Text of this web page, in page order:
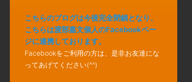
こちらのブログは今後完全閉鎖となり、
こちらは渡部嘉文個人のFacebookペー
ジに連携しております。
Facebookをご利用の方は、是非お友達にな
ってあげてください(^^)